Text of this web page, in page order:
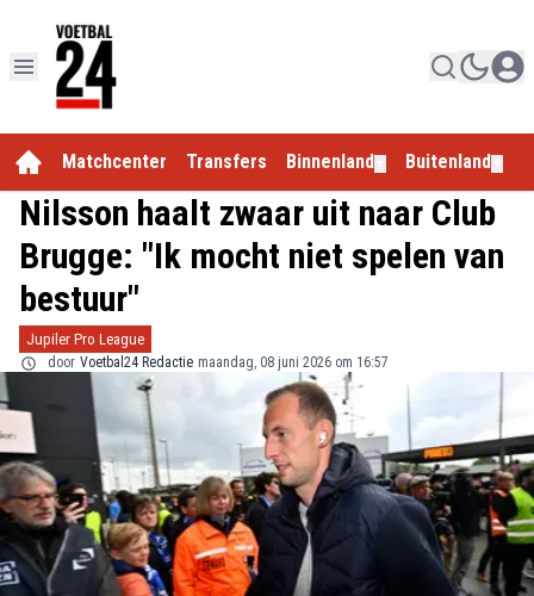
Matchcenter Transfers Binnenland Buitenland
Nilsson haalt zwaar uit naar Club
Brugge: "Ik mocht niet spelen van
bestuur"
Jupiler Pro League
door Voetbal24 Redactie maandag, 08 juni 2026 om 16:57